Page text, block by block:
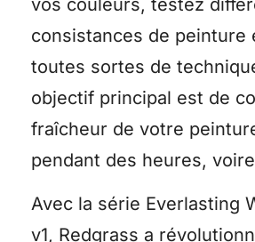
consistances de peinture
toutes sortes de
objectif principal est de
fraîcheur de votre
pendant des heures,
Avec la série Everlasting
v1, Redgrass a